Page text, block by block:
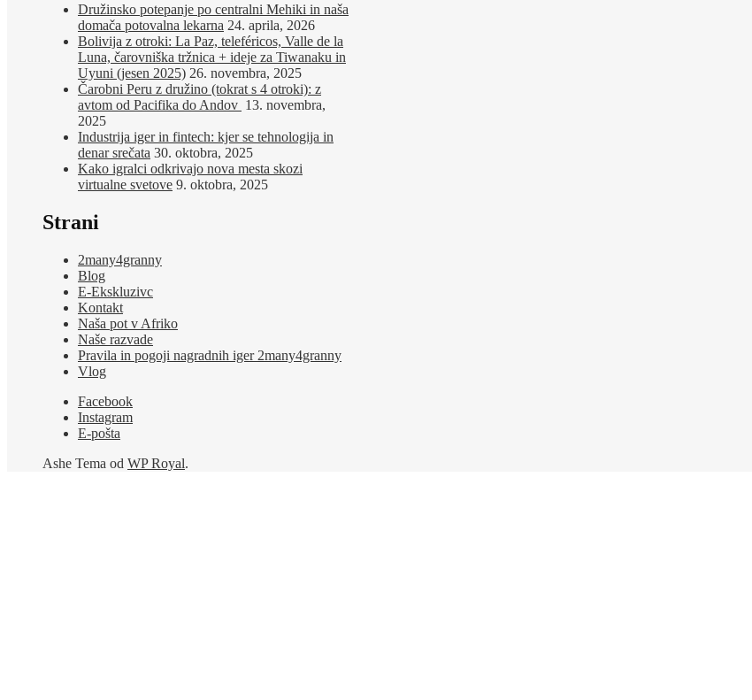
Družinsko potepanje po centralni Mehiki in naša
domača potovalna lekarna 24. aprila, 2026
Bolivija z otroki: La Paz, teleféricos, Valle de la
Luna, čarovniška tržnica + ideje za Tiwanaku in
Uyuni (jesen 2025) 26. novembra, 2025
Čarobni Peru z družino (tokrat s 4 otroki): z
avtom od Pacifika do Andov 13. novembra,
2025
Industrija iger in fintech: kjer se tehnologija in
denar srečata 30. oktobra, 2025
Kako igralci odkrivajo nova mesta skozi
virtualne svetove 9. oktobra, 2025
Strani
2many4granny
Blog
E-Ekskluzivc
Kontakt
Naša pot v Afriko
Naše razvade
Pravila in pogoji nagradnih iger 2many4granny
Vlog
Facebook
Instagram
E-pošta
Ashe Tema od WP Royal.